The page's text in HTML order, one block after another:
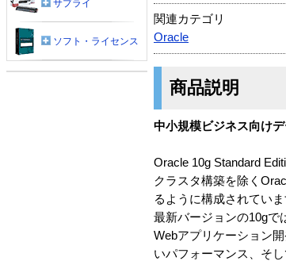
関連カテゴリ
Oracle
商品説明
中小規模ビジネス向け
Oracle 10g Standard
クラスタ構築を除く
るように構成されていま
最新バージョンの10gで
Webアプリケーション
いパフォーマンス、そ
サプライ
ソフト・ライセンス